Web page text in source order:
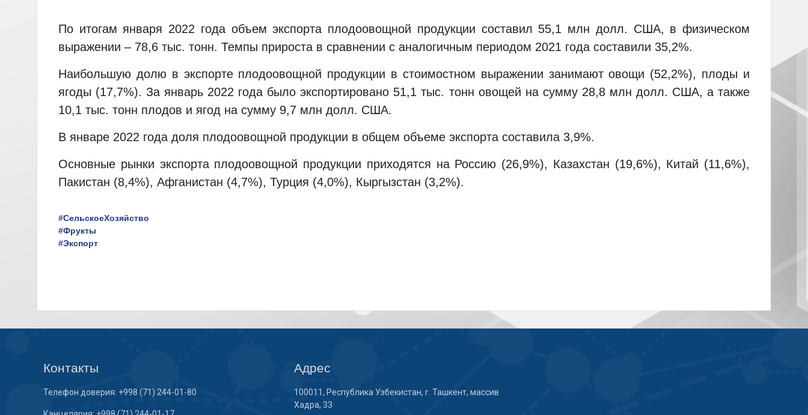
По итогам января 2022 года объем экспорта плодоовощной продукции составил 55,1 млн долл. США, в физическом
выражении – 78,6 тыс. тонн. Темпы прироста в сравнении с аналогичным периодом 2021 года составили 35,2%.
Наибольшую долю в экспорте плодоовощной продукции в стоимостном выражении занимают овощи (52,2%), плоды и
ягоды (17,7%). За январь 2022 года было экспортировано 51,1 тыс. тонн овощей на сумму 28,8 млн долл. США, а также
10,1 тыс. тонн плодов и ягод на сумму 9,7 млн долл. США.
В январе 2022 года доля плодоовощной продукции в общем объеме экспорта составила 3,9%.
Основные рынки экспорта плодоовощной продукции приходятся на Россию (26,9%), Казахстан (19,6%), Китай (11,6%),
Пакистан (8,4%), Афганистан (4,7%), Турция (4,0%), Кыргызстан (3,2%).
#СельскоеХозяйство
#Фрукты
#Экспорт
Контакты
Телефон доверия: +998 (71) 244-01-80
Адрес
100011, Республика Узбекистан, г. Ташкент, массив
Хадра, 33